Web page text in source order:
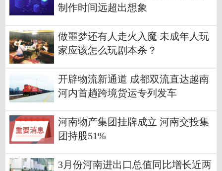
制作时间远超出想象
做噩梦还有人走火入魔 未成年人玩
家应该怎么玩剧本杀？
开辟物流新通道 成都双流直达越南
河内首趟跨境货运专列发车
河南物产集团挂牌成立 河南交投集
团持股51%
3月份河南进出口总值同比增长近两